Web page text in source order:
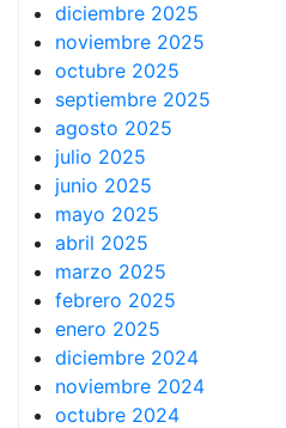
diciembre 2025
noviembre 2025
octubre 2025
septiembre 2025
agosto 2025
julio 2025
junio 2025
mayo 2025
abril 2025
marzo 2025
febrero 2025
enero 2025
diciembre 2024
noviembre 2024
octubre 2024